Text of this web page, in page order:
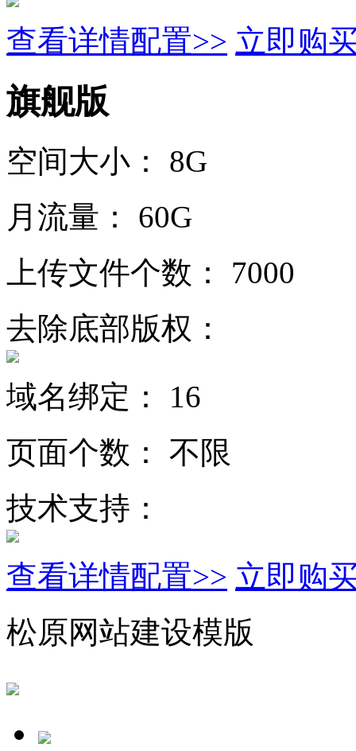
查看详情配置>> 立即购
旗舰版
空间大小：
8G
月流量：
60G
上传文件个数：
7000
去除底部版权：
域名绑定：
16
页面个数：
不限
技术支持：
查看详情配置>> 立即购
松原网站建设模版